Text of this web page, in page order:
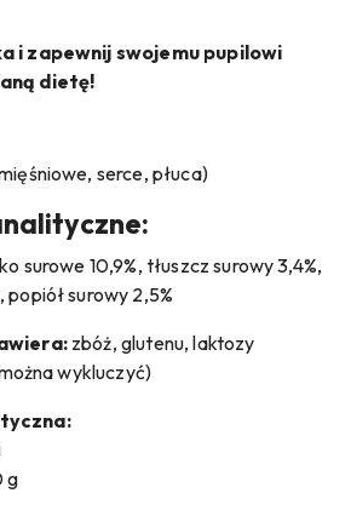
i zapewnij swojemu pupilowi
dietę!
serce, płuca)
surowe 10,9%, tłuszcz surowy 3,4%,
surowy 2,5%
zbóż, glutenu, laktozy
wykluczyć)
g